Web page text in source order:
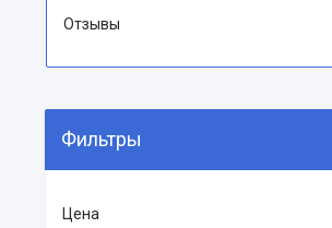
Отзывы
Фильтры
Цена